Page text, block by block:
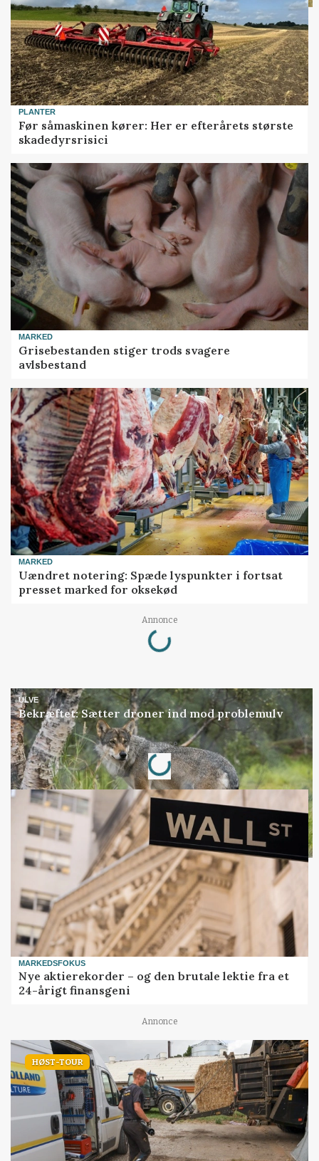
PLANTER
Før såmaskinen kører: Her er efterårets største
skadedyrsrisici
MARKED
Grisebestanden stiger trods svagere
avlsbestand
MARKED
Uændret notering: Spæde lyspunkter i fortsat
presset marked for oksekød
Annonce
Loading...
ULVE
Bekræftet: Sætter droner ind mod problemulv
Annonce
Loading...
MARKEDSFOKUS
Nye aktierekorder – og den brutale lektie fra et
24-årigt finansgeni
Annonce
HØST-TOUR